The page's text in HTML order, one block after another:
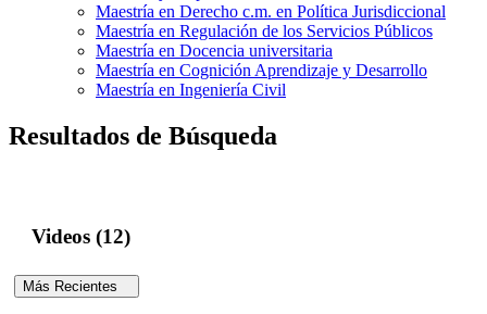
Maestría en Derecho c.m. en Política Jurisdiccional
Maestría en Regulación de los Servicios Públicos
Maestría en Docencia universitaria
Maestría en Cognición Aprendizaje y Desarrollo
Maestría en Ingeniería Civil
Resultados de Búsqueda
Videos (12)
Más Recientes